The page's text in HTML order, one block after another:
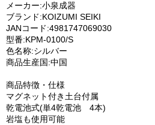
メーカー:小泉成器
ブランド:KOIZUMI SEIKI
JANコード:4981747069030
型番:KPM-0100/S
色名称:シルバー
商品生産国:中国
商品特徴・仕様
マグネット付き土台付属
乾電池式(単4乾電池 4本)
岩塩も使用可能